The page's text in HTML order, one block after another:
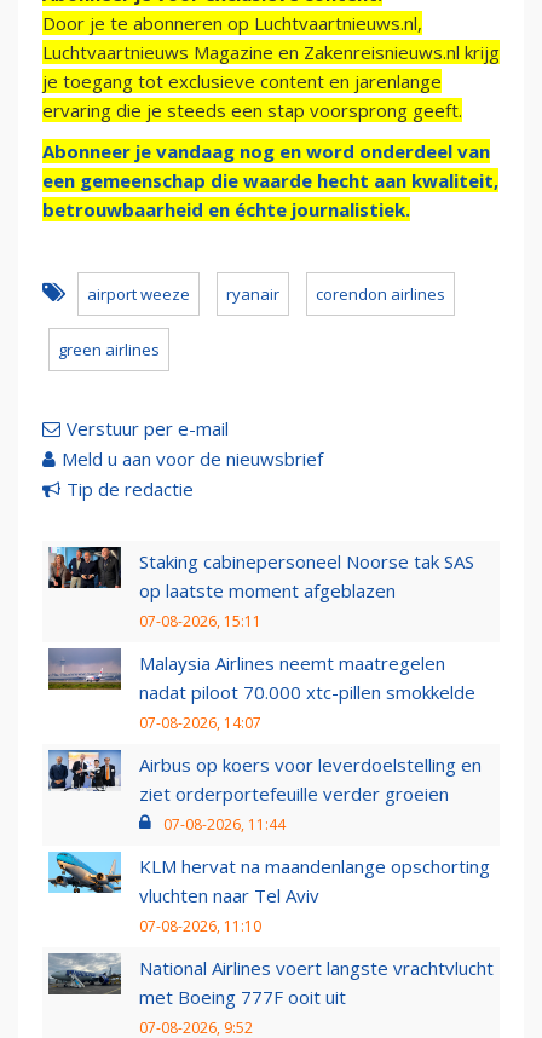
Door je te abonneren op Luchtvaartnieuws.nl,
Luchtvaartnieuws Magazine en Zakenreisnieuws.nl krijg
je toegang tot exclusieve content en jarenlange
ervaring die je steeds een stap voorsprong geeft.
Abonneer je vandaag nog en word onderdeel van
een gemeenschap die waarde hecht aan kwaliteit,
betrouwbaarheid en échte journalistiek.
airport weeze ryanair corendon airlines
green airlines
Verstuur per e-mail
Meld u aan voor de nieuwsbrief
Tip de redactie
Staking cabinepersoneel Noorse tak SAS
op laatste moment afgeblazen
07-08-2026, 15:11
Malaysia Airlines neemt maatregelen
nadat piloot 70.000 xtc-pillen smokkelde
07-08-2026, 14:07
Airbus op koers voor leverdoelstelling en
ziet orderportefeuille verder groeien
07-08-2026, 11:44
KLM hervat na maandenlange opschorting
vluchten naar Tel Aviv
07-08-2026, 11:10
National Airlines voert langste vrachtvlucht
met Boeing 777F ooit uit
07-08-2026, 9:52